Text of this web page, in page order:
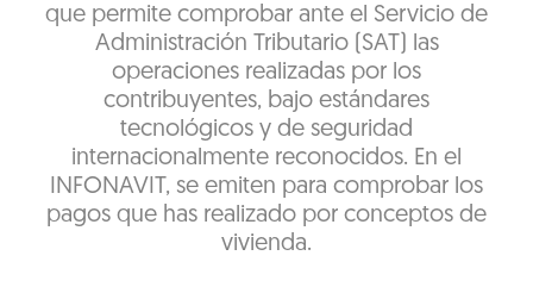
que permite comprobar ante el Servicio de
Administración Tributario (SAT) las
operaciones realizadas por los
contribuyentes, bajo estándares
tecnológicos y de seguridad
internacionalmente reconocidos. En el
INFONAVIT, se emiten para comprobar los
pagos que has realizado por conceptos de
vivienda.